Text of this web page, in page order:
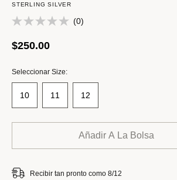
STERLING SILVER
(0)
$250.00
Seleccionar Size:
10 11 12
Añadir A La Bolsa
Recibir tan pronto como 8/12